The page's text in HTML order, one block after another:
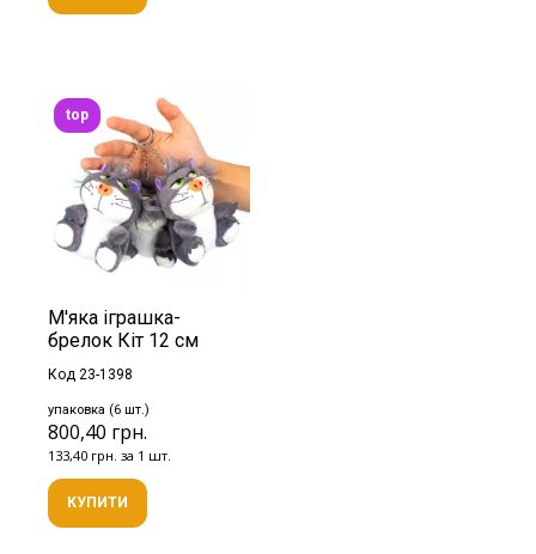
М'яка іграшка-
брелок Кіт 12 см
Код 23-1398
упаковка (6 шт.)
800,40 грн.
133,40 грн. за 1 шт.
top
КУПИТИ